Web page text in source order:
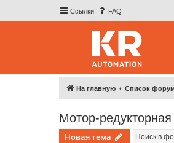
Ссылки FAQ
На главную Список
Мотор-редукторная
Новая тема